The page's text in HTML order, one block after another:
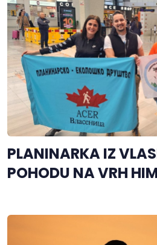
PLANINARKA IZ
POHODU NA VRH